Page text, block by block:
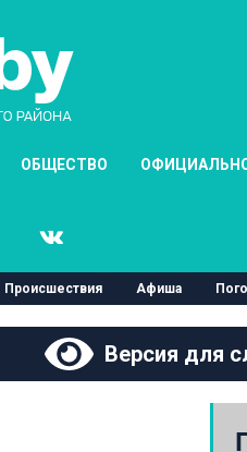
ОБЩЕСТВО
Происшествия Афиша
Версия для